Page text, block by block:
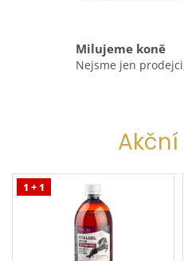
Milujeme koně
Nejsme jen
Akční
1 + 1